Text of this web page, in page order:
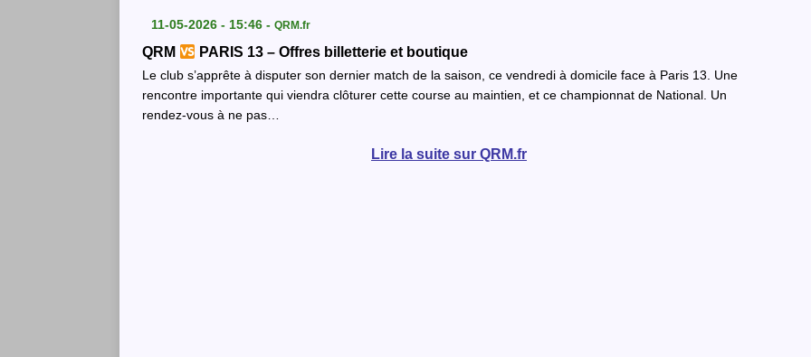
11-05-2026 - 15:46 - QRM.fr
QRM PARIS 13 – Offres billetterie et boutique
Le club s’apprête à disputer son dernier match de la saison, ce vendredi à domicile face à Paris 13. Une
rencontre importante qui viendra clôturer cette course au maintien, et ce championnat de National. Un
rendez-vous à ne pas…
Lire la suite sur QRM.fr